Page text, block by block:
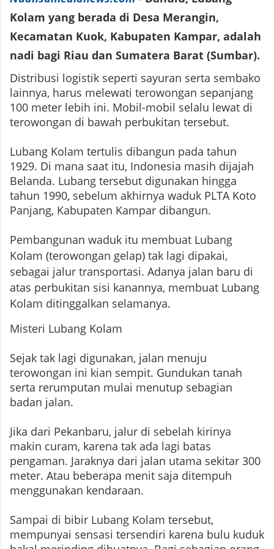
Kolam yang berada di Desa Merangin,
Kecamatan Kuok, Kabupaten Kampar, adalah
nadi bagi Riau dan Sumatera Barat (Sumbar).
Distribusi logistik seperti sayuran serta sembako
lainnya, harus melewati terowongan sepanjang
100 meter lebih ini. Mobil-mobil selalu lewat di
terowongan di bawah perbukitan tersebut.
Lubang Kolam tertulis dibangun pada tahun
1929. Di mana saat itu, Indonesia masih dijajah
Belanda. Lubang tersebut digunakan hingga
tahun 1990, sebelum akhirnya waduk PLTA Koto
Panjang, Kabupaten Kampar dibangun.
Pembangunan waduk itu membuat Lubang
Kolam (terowongan gelap) tak lagi dipakai,
sebagai jalur transportasi. Adanya jalan baru di
atas perbukitan sisi kanannya, membuat Lubang
Kolam ditinggalkan selamanya.
Misteri Lubang Kolam
Sejak tak lagi digunakan, jalan menuju
terowongan ini kian sempit. Gundukan tanah
serta rerumputan mulai menutup sebagian
badan jalan.
Jika dari Pekanbaru, jalur di sebelah kirinya
makin curam, karena tak ada lagi batas
pengaman. Jaraknya dari jalan utama sekitar 300
meter. Atau beberapa menit saja ditempuh
menggunakan kendaraan.
Sampai di bibir Lubang Kolam tersebut,
mempunyai sensasi tersendiri karena bulu kuduk